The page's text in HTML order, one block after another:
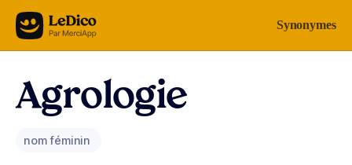
Aller au contenu Synonymes
Agrologie
nom féminin